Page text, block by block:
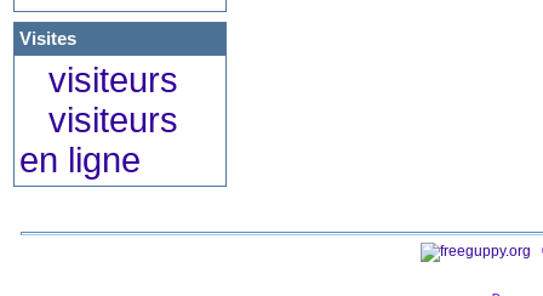
Visites
visiteurs
visiteurs
en ligne